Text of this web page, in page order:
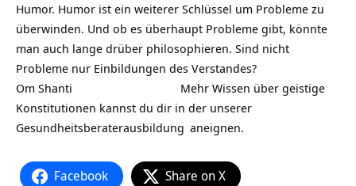
Humor. Humor ist ein weiterer Schlüssel um Probleme zu
überwinden. Und ob es überhaupt Probleme gibt, könnte
man auch lange drüber philosophieren. Sind nicht
Probleme nur Einbildungen des Verstandes?
Om Shanti Mehr Wissen über geistige
Konstitutionen kannst du dir in der unserer
Gesundheitsberaterausbildung aneignen.
Facebook Share on X